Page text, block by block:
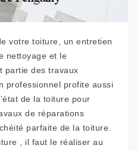
votre toiture, un entretien
nettoyage et le
partie des travaux
professionnel profite aussi
de la toiture pour
de réparations
parfaite de la toiture.
, il faut le réaliser au